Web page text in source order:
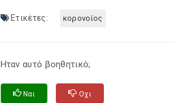
Ετικέτες: κορονοϊος
Ηταν αυτό βοηθητικό;
Ναι Οχι